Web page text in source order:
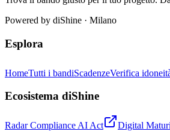
Powered by diShine · Milano
Esplora
HomeTutti i bandiScadenzeVerifica
Ecosistema diShine
Radar Compliance AI Act Digital